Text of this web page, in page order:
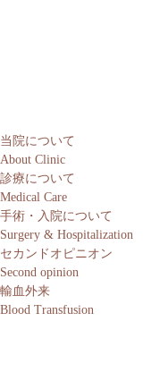
当院について
About Clinic
診療について
Medical Care
手術・入院について
Surgery & Hospitalization
セカンドオピニオン
Second opinion
輸血外来
Blood Transfusion